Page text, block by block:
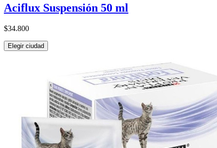
Aciflux Suspensión 50 ml
$34.800
Elegir ciudad